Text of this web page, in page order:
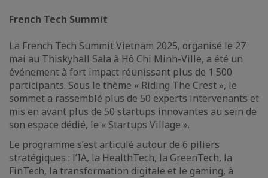
French Tech Summit
La French Tech Summit Vietnam 2025, organisé le 27
mai au Thiskyhall Sala à Hô Chi Minh-Ville, a été un
événement à fort impact réunissant plus de 1 500
participants. Sous le thème « Riding The Crest », le
sommet a rassemblé plus de 50 experts intervenants et
mis en avant plus de 50 startups innovantes au sein de
son espace dédié, le « Startups Village ».
Le programme s’est articulé autour de 6 piliers
stratégiques : l’IA, la HealthTech, la GreenTech, la
FinTech, la transformation digitale et le gaming, à